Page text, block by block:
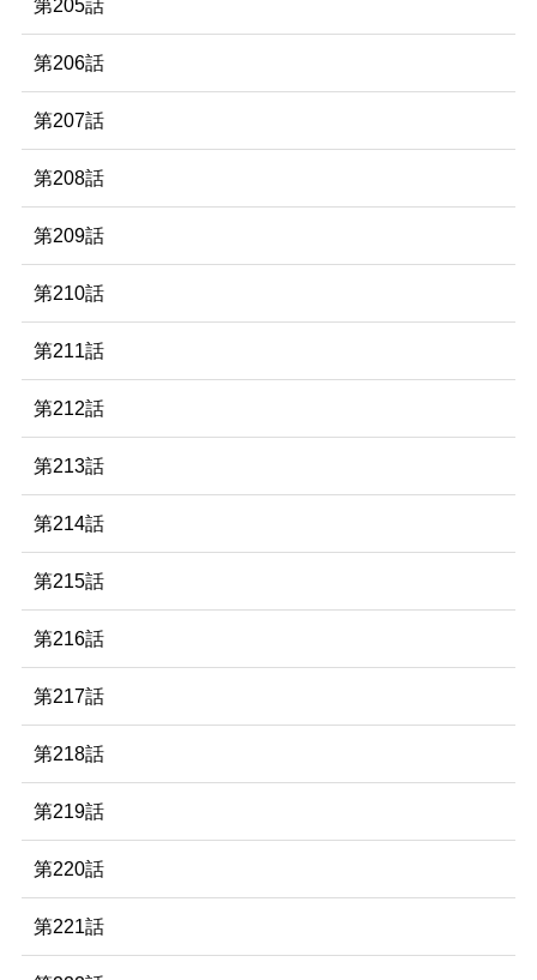
第205話
第206話
第207話
第208話
第209話
第210話
第211話
第212話
第213話
第214話
第215話
第216話
第217話
第218話
第219話
第220話
第221話